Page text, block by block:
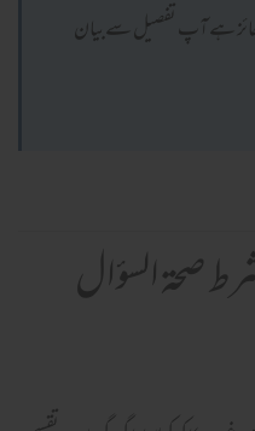
ہے آپ تفصیل سےبیان
صحة السؤال